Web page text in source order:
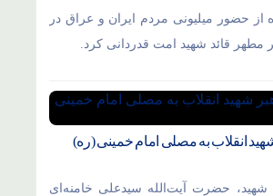
از حضور میلیونی مردم ایران و عراق در
مطهر قائد شهید امت قدردانی کرد.
انقلاب به مصلی امام خمینی (ره)
شهید،‌ حضرت آیت‌الله سیدعلی خامنه‌ای